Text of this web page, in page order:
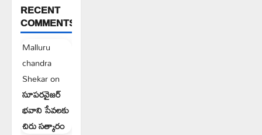
RECENT
COMMENTS
Malluru
chandra
Shekaron
సూపరవైజర్
భవాని సేవలకు
చిరు సత్కారం